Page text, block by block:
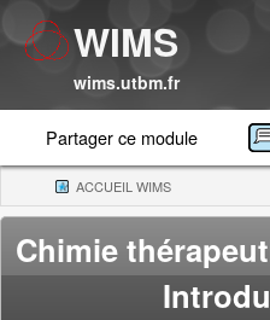
WIMS
wims.utbm.fr
Partager ce module
ACCUEIL WIMS(CURRENT)
Chimie